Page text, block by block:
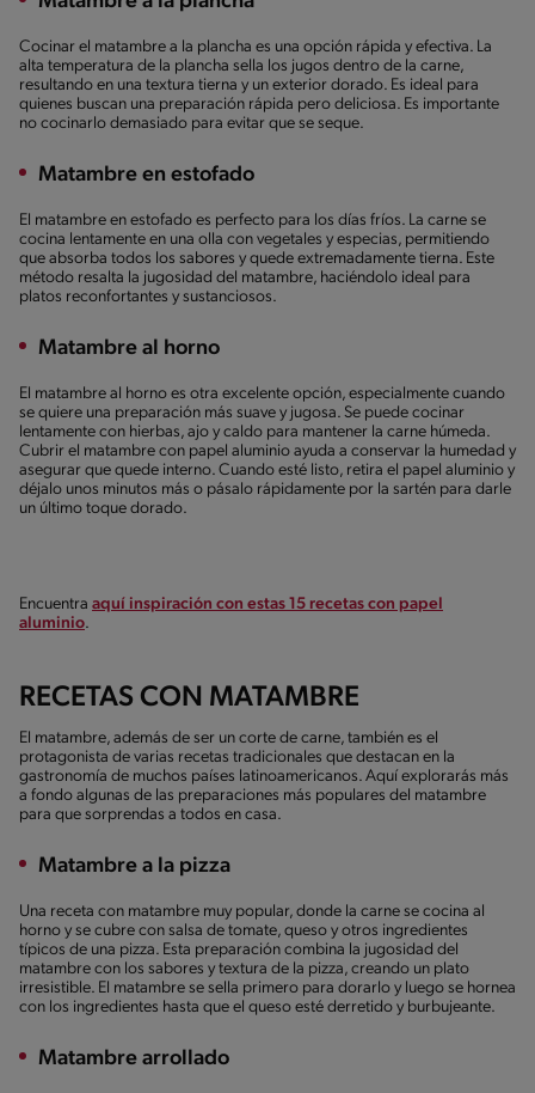
Cocinar el matambre a la plancha es una opción rápida y efectiva. La
alta temperatura de la plancha sella los jugos dentro de la carne,
resultando en una textura tierna y un exterior dorado. Es ideal para
quienes buscan una preparación rápida pero deliciosa. Es importante
no cocinarlo demasiado para evitar que se seque.
Matambre en estofado
El matambre en estofado es perfecto para los días fríos. La carne se
cocina lentamente en una olla con vegetales y especias, permitiendo
que absorba todos los sabores y quede extremadamente tierna. Este
método resalta la jugosidad del matambre, haciéndolo ideal para
platos reconfortantes y sustanciosos.
Matambre al horno
El matambre al horno es otra excelente opción, especialmente cuando
se quiere una preparación más suave y jugosa. Se puede cocinar
lentamente con hierbas, ajo y caldo para mantener la carne húmeda.
Cubrir el matambre con papel aluminio ayuda a conservar la humedad y
asegurar que quede interno. Cuando esté listo, retira el papel aluminio y
déjalo unos minutos más o pásalo rápidamente por la sartén para darle
un último toque dorado.
Encuentra aquí inspiración con estas 15 recetas con papel
aluminio.
RECETAS CON MATAMBRE
El matambre, además de ser un corte de carne, también es el
protagonista de varias recetas tradicionales que destacan en la
gastronomía de muchos países latinoamericanos. Aquí explorarás más
a fondo algunas de las preparaciones más populares del matambre
para que sorprendas a todos en casa.
Matambre a la pizza
Una receta con matambre muy popular, donde la carne se cocina al
horno y se cubre con salsa de tomate, queso y otros ingredientes
típicos de una pizza. Esta preparación combina la jugosidad del
matambre con los sabores y textura de la pizza, creando un plato
irresistible. El matambre se sella primero para dorarlo y luego se hornea
con los ingredientes hasta que el queso esté derretido y burbujeante.
Matambre arrollado